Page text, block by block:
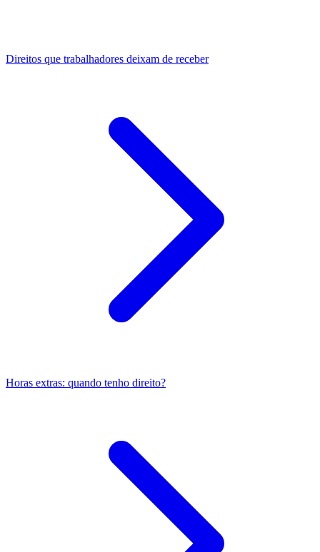
Direitos que trabalhadores deixam de receber
Horas extras: quando tenho direito?